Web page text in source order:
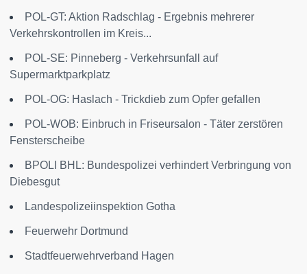
POL-GT: Aktion Radschlag - Ergebnis mehrerer
Verkehrskontrollen im Kreis...
POL-SE: Pinneberg - Verkehrsunfall auf
Supermarktparkplatz
POL-OG: Haslach - Trickdieb zum Opfer gefallen
POL-WOB: Einbruch in Friseursalon - Täter zerstören
Fensterscheibe
BPOLI BHL: Bundespolizei verhindert Verbringung von
Diebesgut
Landespolizeiinspektion Gotha
Feuerwehr Dortmund
Stadtfeuerwehrverband Hagen